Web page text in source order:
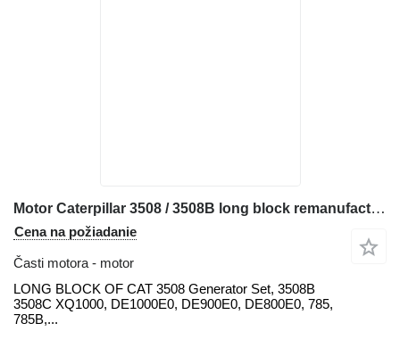
Motor Caterpillar 3508 / 3508B long block remanufactured LONG
Cena na požiadanie
Časti motora - motor
LONG BLOCK OF CAT 3508 Generator Set, 3508B
3508C XQ1000, DE1000E0, DE900E0, DE800E0, 785,
785B,...